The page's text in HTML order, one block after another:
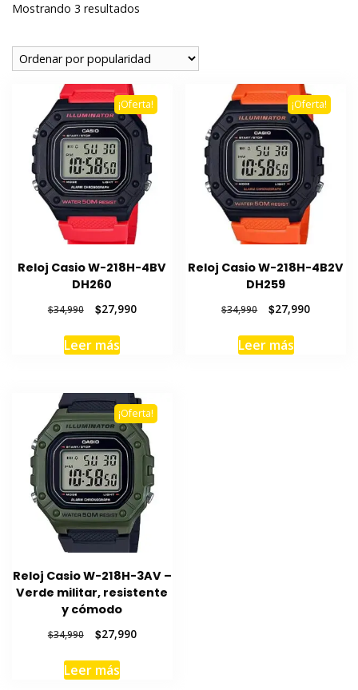
Mostrando 3 resultados
popularidad
¡Oferta!
Reloj Casio W-218H-4BV
DH260
$34,990
original
era:
$27,990El
Leer más
¡Oferta!
Reloj Casio W-218H-4B2V
DH259
$34,990
El
original
era:
$27,990El
Leer más
¡Oferta!
Reloj Casio W-218H-3AV –
Verde militar, resistente
y cómodo
$34,990
original
era:
$27,990El
Leer más